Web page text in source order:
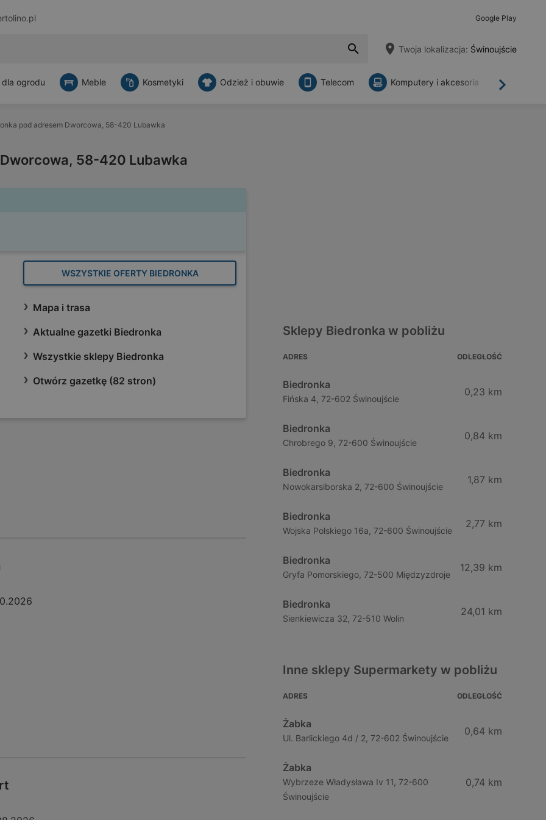
Google Play
Twoja lokalizacja: Świnoujście
Dalej
ogrodu Meble Kosmetyki Odzież i obuwie Telecom Komputery i akcesoria
pod adresem Dworcowa, 58-420 Lubawka
58-420 Lubawka
WSZYSTKIE OFERTY BIEDRONKA
Mapa i trasa
Aktualne gazetki Biedronka
Wszystkie sklepy Biedronka
Otwórz gazetkę (82 stron)
Sklepy Biedronka w pobliżu
ADRES ODLEGŁOŚĆ
Biedronka
Fińska 4, 72-602 Świnoujście
0,23 km
Biedronka
Chrobrego 9, 72-600 Świnoujście
0,84 km
Biedronka
Nowokarsiborska 2, 72-600 Świnoujście
1,87 km
Biedronka
Wojska Polskiego 16a, 72-600 Świnoujście
2,77 km
Biedronka
Gryfa Pomorskiego, 72-500 Międzyzdroje
12,39 km
Biedronka
Sienkiewicza 32, 72-510 Wolin
24,01 km
Inne sklepy Supermarkety w pobliżu
ADRES ODLEGŁOŚĆ
Żabka
Ul. Barlickiego 4d / 2, 72-602 Świnoujście
0,64 km
Żabka
Wybrzeze Władysława Iv 11, 72-600
Świnoujście
0,74 km